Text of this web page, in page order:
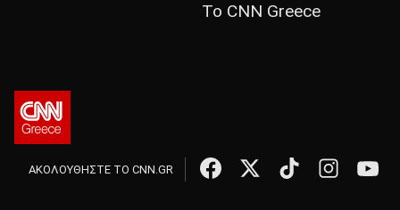
Το CNN Greece
ΑΚΟΛΟΥΘΗΣΤΕ ΤΟ CNN.GR